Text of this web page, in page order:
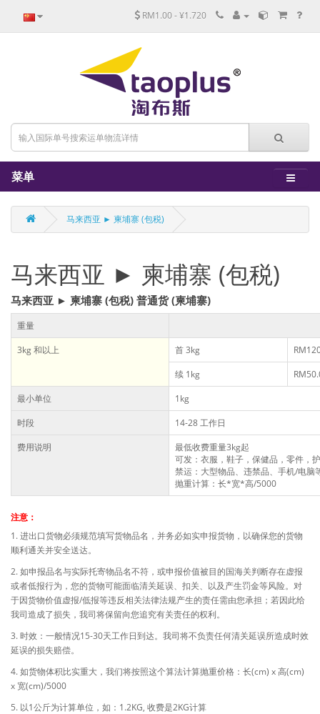
RM1.00 - ¥1.720
菜单
马来西亚 ► 柬埔寨 (包税)
马来西亚 ► 柬埔寨 (包税)
马来西亚 ► 柬埔寨 (包税) 普通货 (柬埔寨)
重量
3kg 和以上
首 3kg
续 1kg
最小单位
1kg
时段
14-28 工作日
费用说明
最低收费重量3kg起
可发：衣服，鞋子，保健品，零件，
禁运：大型物品、违禁品、手机/电脑
抛重计算：长*宽*高/5000
注意：
1. 进出口货物必须规范填写货物品名，并务必如实申报货物，以确保您的货物
顺利通关并安全送达。
2. 如申报品名与实际托寄物品名不符，或申报价值被目的国海关判断存在虚报
或者低报行为，您的货物可能面临清关延误、扣关、以及产生罚金等风险。对
于因货物价值虚报/低报等违反相关法律法规产生的责任需由您承担；若因此给
我司造成了损失，我司将保留向您追究有关责任的权利。
3. 时效：一般情况15-30天工作日到达。我司将不负责任何清关延误所造成时效
延误的损失赔偿。
4. 如货物体积比实重大，我们将按照这个算法计算抛重价格：长(cm) x 高(cm)
x 宽(cm)/5000
5. 以1公斤为计算单位，如：1.2KG, 收费是2KG计算